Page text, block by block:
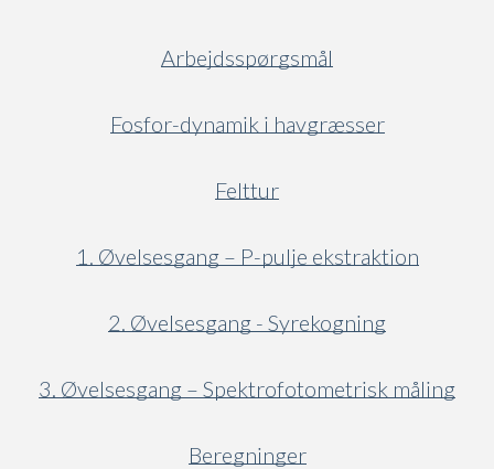
Arbejdsspørgsmål
Fosfor-dynamik i havgræsser
Felttur
1. Øvelsesgang – P-pulje ekstraktion
2. Øvelsesgang - Syrekogning
3. Øvelsesgang – Spektrofotometrisk måling
Beregninger